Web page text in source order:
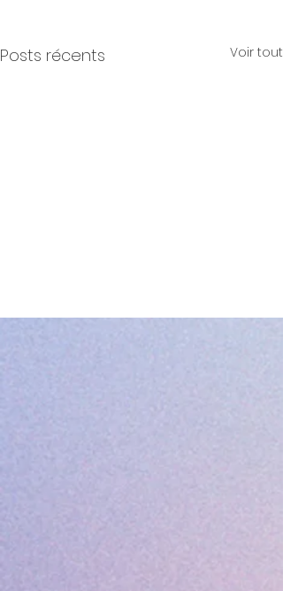
Posts récents Voir tout